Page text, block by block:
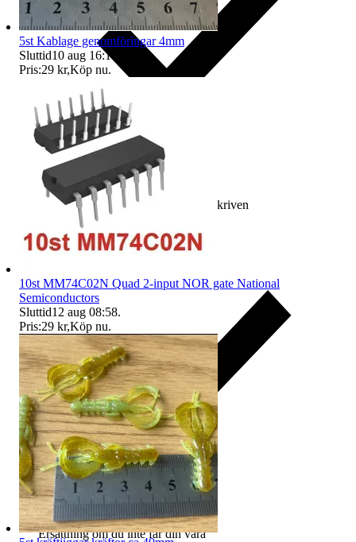
Ersättning om varan inte är som beskriven
Ersättning om du inte får din vara
5st Kablage genomföringar 4mm
Sluttid10 aug 16:15
Pris:29 kr,Köp nu.
10st MM74C02N Quad 2-input NOR gate National
Semiconductors
Sluttid12 aug 08:58.
Pris:29 kr,Köp nu.